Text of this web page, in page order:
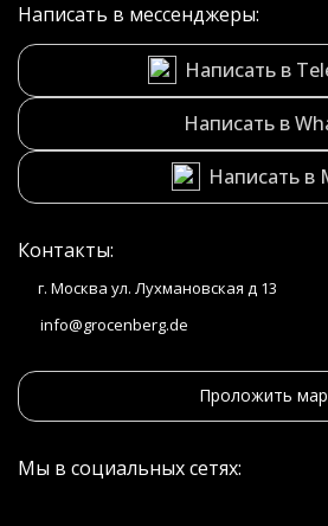
Написать в мессенджеры:
Написать в
Написать в
Написать в
Контакты:
г. Москва ул. Лухмановская д 13
info@grocenberg.de
Проложить
Мы в социальных сетях: